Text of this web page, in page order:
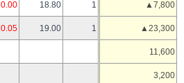
0.00 18.80 1 ▲7,800
0.05 19.00 1 ▲23,300
11,600
3,200